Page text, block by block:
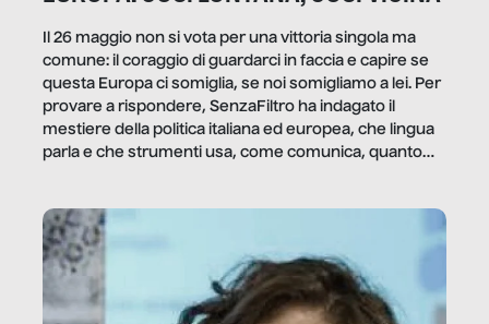
Il 26 maggio non si vota per una vittoria singola ma
comune: il coraggio di guardarci in faccia e capire se
questa Europa ci somiglia, se noi somigliamo a lei. Per
provare a rispondere, SenzaFiltro ha indagato il
mestiere della politica italiana ed europea, che lingua
parla e che strumenti usa, come comunica, quanto